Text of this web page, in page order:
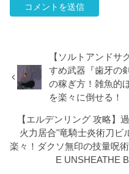
【ソルトアンドサ
すめ武器『歯牙の
の稼ぎ方！雑魚的
を楽々に倒せる！
【エルデンリング 攻略】
火力居合"竜騎士炎術刀ビ
楽々！ダクソ無印の技量呪
E UNSHEATHE